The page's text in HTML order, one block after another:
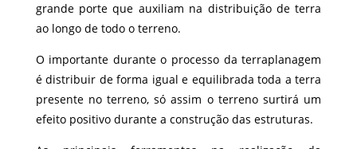
grande porte que auxiliam na distribuição de terra
ao longo de todo o terreno.
O importante durante o processo da terraplanagem
é distribuir de forma igual e equilibrada toda a terra
presente no terreno, só assim o terreno surtirá um
efeito positivo durante a construção das estruturas.